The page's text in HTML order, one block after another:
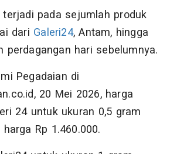
pada sejumlah produk
dari Galeri24, Antam, hingga
perdagangan hari sebelumnya.
Pegadaian di
20 Mei 2026, harga
24 untuk ukuran 0,5 gram
Rp 1.460.000.